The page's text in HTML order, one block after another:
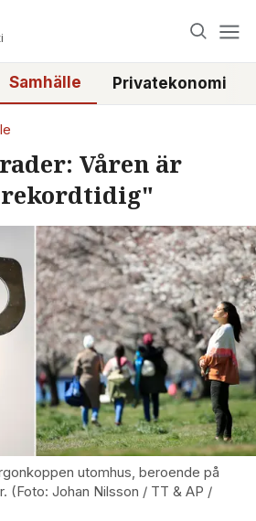
Samhälle Privatekonomi
Våren är
utomhus, beroende på
(Foto: Johan Nilsson / TT & AP /